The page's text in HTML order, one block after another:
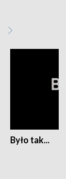
Było tak...